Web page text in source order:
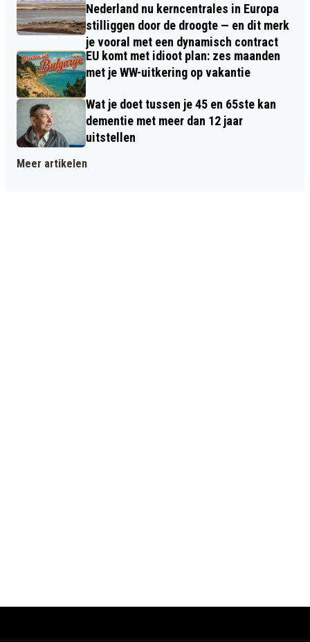
Nederland nu kerncentrales in Europa
stilliggen door de droogte — en dit merk
je vooral met een dynamisch contract
EU komt met idioot plan: zes maanden
met je WW-uitkering op vakantie
Wat je doet tussen je 45 en 65ste kan
dementie met meer dan 12 jaar
uitstellen
Meer artikelen